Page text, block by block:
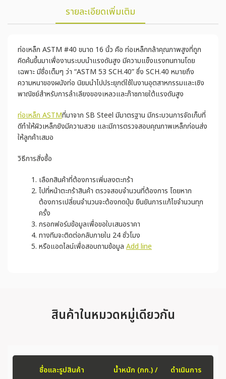
รายละเอียดเพิ่มเติม
ท่อเหล็ก ASTM #40 ขนาด 16 นิ้ว คือ ท่อเหล็กกล้าคุณภาพสูงที่ถูก
คิดค้นขึ้นมาเพื่องานระบบนำแรงดันสูง มีความแข็งแรงทนทานโดย
เฉพาะ มีชื่อเต็มๆ ว่า “ASTM 53 SCH.40” ซึ่ง SCH.40 หมายถึง
ความหนาของผนังท่อ นิยมนำไปประยุกต์ใช้ในงานอุตสาหกรรมและเชิง
พาณิชย์สำหรับการลำเลียงของเหลวและก๊าซภายใต้แรงดันสูง
ท่อเหล็ก ASTMที่มาจาก SB Steel มีมาตรฐาน มีกระบวนการจัดเก็บที่
ดีทำให้ผิวเหล็กยังมีความสวย และมีการตรวจสอบคุณภาพเหล็กก่อนส่ง
ให้ลูกค้าเสมอ
วิธีการสั่งซื้อ
เลือกสินค้าที่ต้องการเพิ่มลงตะกร้า
ไปที่หน้าตะกร้าสินค้า ตรวจสอบจำนวนที่ต้องการ โดยหาก
ต้องการเปลี่ยนจำนวนจะต้องกดปุ่ม ยืนยันการแก้ไขจำนวนทุก
ครั้ง
กรอกฟอร์มข้อมูลเพื่อขอใบเสนอราคา
ทางทีมจะติดต่อกลับภายใน 24 ชั่วโมง
หรือแอดไลน์เพื่อสอบถามข้อมูล Add line
สินค้าในหมวดหมู่เดียวกัน
ชื่อและรูปสินค้า
น้ำหนัก (กก.) /
ดำเนินการ